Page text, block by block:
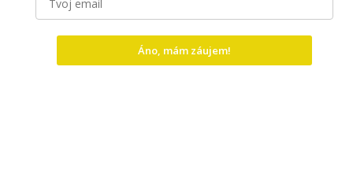
Áno, mám záujem!